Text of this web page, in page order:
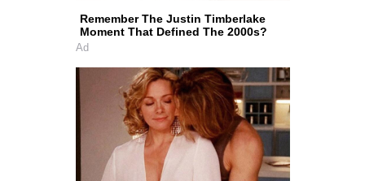
Remember The Justin Timberlake
Moment That Defined The 2000s?
Ad